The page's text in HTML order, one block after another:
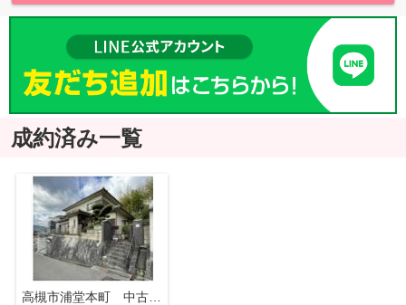
成約済み一覧
高槻市浦堂本町 中古戸建